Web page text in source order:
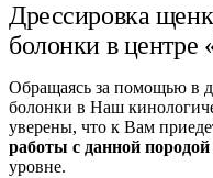
Дрессировка
болонки в центре
Обращаясь за помощью в
болонки в Наш
уверены, что к Вам
работы с данной породой
уровне.